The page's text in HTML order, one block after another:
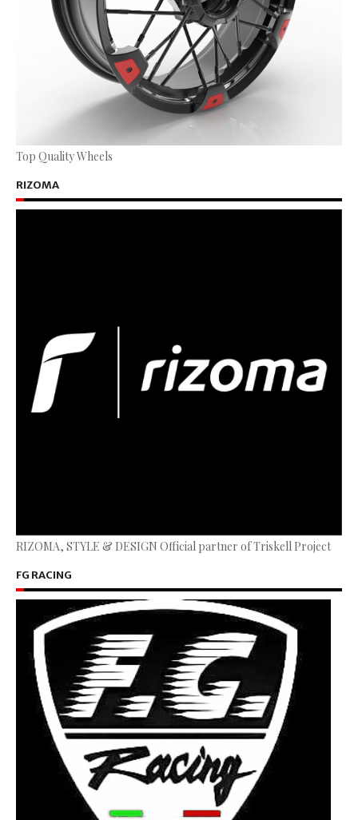
Top Quality Wheels
RIZOMA
RIZOMA, STYLE & DESIGN Official partner of Triskell Project
FG RACING